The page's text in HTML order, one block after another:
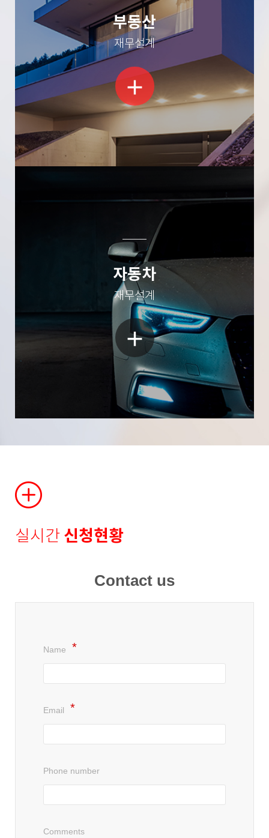
부동산
재무설계
add
자동차
재무설계
add
실시간 신청현황
Contact us
Name
Email
Phone number
Comments